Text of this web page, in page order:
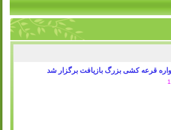
قرعه کشی بزرگ بازیافت برگزار شد